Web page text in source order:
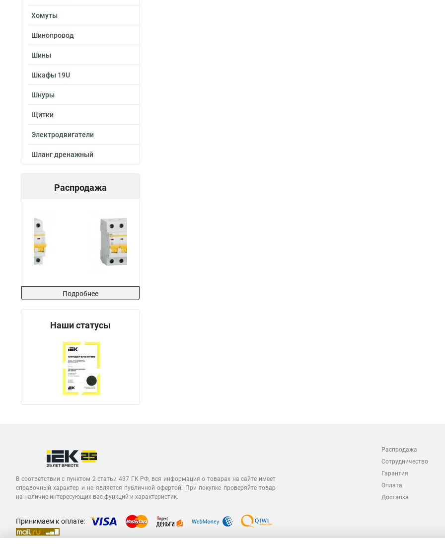
Хомуты
Шинопровод
Шины
Шкафы 19U
Шнуры
Щитки
Электродвигатели
Шланг дренажный
Распродажа
Подробнее
Наши статусы
В соответствии с пунктом 2 статьи 437 ГК РФ, вся информация о товарах на сайте имеет
справочный характер и не является публичной офертой. При покупке проверяйте товар
на наличие интересующих вас функций и характеристик.
Распродажа
Сотрудничество
Гарантия
Оплата
Доставка
Принимаем к оплате: